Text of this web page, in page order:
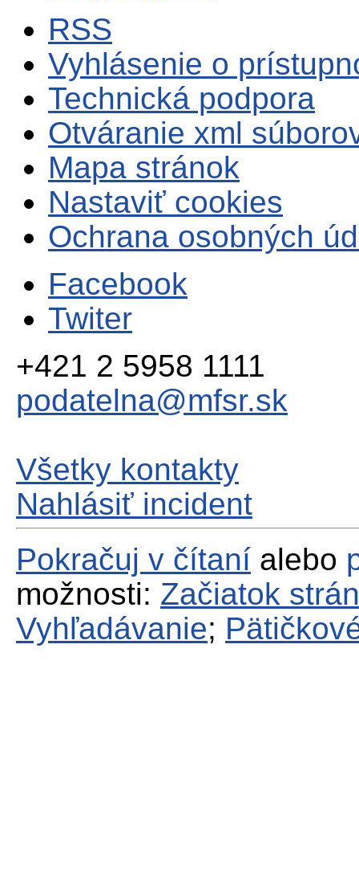
RSS
Vyhlásenie o
Technická podpora
Otváranie xml
Mapa stránok
Nastaviť cookies
Ochrana osobných
Facebook
Twiter
+421 2 5958 1111
podatelna@mfsr.sk
Všetky kontakty
Nahlásiť incident
Pokračuj v čítaní alebo
možnosti: Začiatok
Vyhľadávanie;